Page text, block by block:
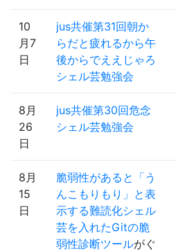
10
月7
日
jus共催第31回朝か
らだと疲れるから午
後からでええじゃろ
シェル芸勉強会
8月
26
日
jus共催第30回危念
シェル芸勉強会
8月
15
日
脆弱性があると「う
んこもりもり」と表
示する難読化シェル
芸を入れたGitの脆
弱性診断ツールがぐ